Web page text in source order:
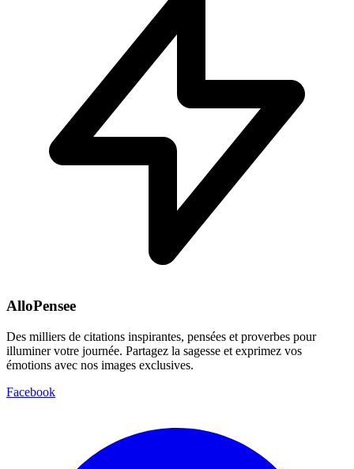
AlloPensee
Des milliers de citations inspirantes, pensées et proverbes pour
illuminer votre journée. Partagez la sagesse et exprimez vos
émotions avec nos images exclusives.
Facebook